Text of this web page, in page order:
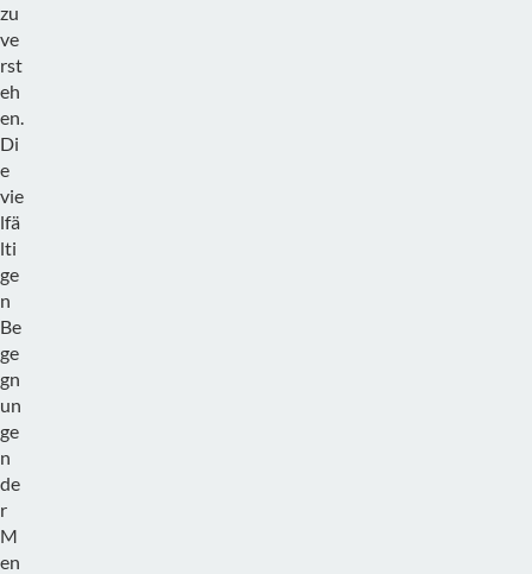
zu
ve
rst
eh
en.
Di
e
vie
lfä
lti
ge
n
Be
ge
gn
un
ge
n
de
r
M
en